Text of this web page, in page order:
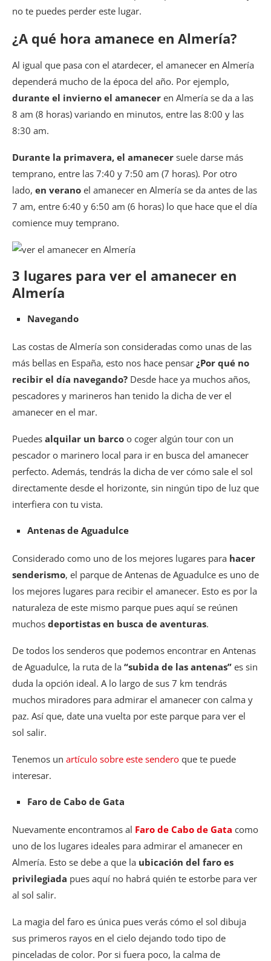
no te puedes perder este lugar.
¿A qué hora amanece en Almería?
Al igual que pasa con el atardecer, el amanecer en Almería
dependerá mucho de la época del año. Por ejemplo,
durante el invierno el amanecer en Almería se da a las
8 am (8 horas) variando en minutos, entre las 8:00 y las
8:30 am.
Durante la primavera, el amanecer suele darse más
temprano, entre las 7:40 y 7:50 am (7 horas). Por otro
lado, en verano el amanecer en Almería se da antes de las
7 am, entre 6:40 y 6:50 am (6 horas) lo que hace que el día
comience muy temprano.
3 lugares para ver el amanecer en
Almería
Navegando
Las costas de Almería son consideradas como unas de las
más bellas en España, esto nos hace pensar ¿Por qué no
recibir el día navegando? Desde hace ya muchos años,
pescadores y marineros han tenido la dicha de ver el
amanecer en el mar.
Puedes alquilar un barco o coger algún tour con un
pescador o marinero local para ir en busca del amanecer
perfecto. Además, tendrás la dicha de ver cómo sale el sol
directamente desde el horizonte, sin ningún tipo de luz que
interfiera con tu vista.
Antenas de Aguadulce
Considerado como uno de los mejores lugares para hacer
senderismo, el parque de Antenas de Aguadulce es uno de
los mejores lugares para recibir el amanecer. Esto es por la
naturaleza de este mismo parque pues aquí se reúnen
muchos deportistas en busca de aventuras.
De todos los senderos que podemos encontrar en Antenas
de Aguadulce, la ruta de la “subida de las antenas” es sin
duda la opción ideal. A lo largo de sus 7 km tendrás
muchos miradores para admirar el amanecer con calma y
paz. Así que, date una vuelta por este parque para ver el
sol salir.
Tenemos un artículo sobre este sendero que te puede
interesar.
Faro de Cabo de Gata
Nuevamente encontramos al Faro de Cabo de Gata como
uno de los lugares ideales para admirar el amanecer en
Almería. Esto se debe a que la ubicación del faro es
privilegiada pues aquí no habrá quién te estorbe para ver
al sol salir.
La magia del faro es única pues verás cómo el sol dibuja
sus primeros rayos en el cielo dejando todo tipo de
pinceladas de color. Por si fuera poco, la calma de